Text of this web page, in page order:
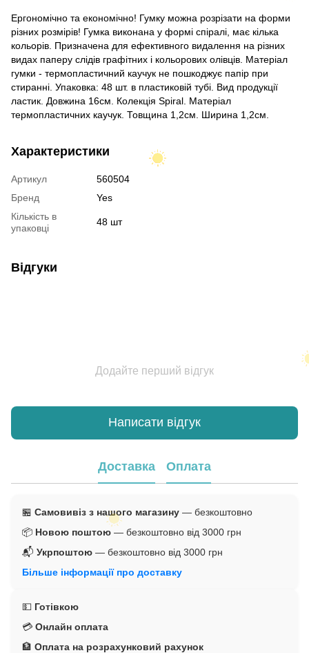
Ергономічно та економічно! Гумку можна розрізати на форми
різних розмірів! Гумка виконана у формі спіралі, має кілька
кольорів. Призначена для ефективного видалення на різних
видах паперу слідів графітних і кольорових олівців. Матеріал
гумки - термопластичний каучук не пошкоджує папір при
стиранні. Упаковка: 48 шт. в пластиковій тубі. Вид продукції
ластик. Довжина 16см. Колекція Spiral. Матеріал
термопластичних каучук. Товщина 1,2см. Ширина 1,2см.
Характеристики
Артикул
560504
Бренд
Yes
Кількість в
упаковці
48 шт
Відгуки
Додайте перший відгук
Написати відгук
Доставка Оплата
🏪 Самовивіз з нашого магазину — безкоштовно
📦 Новою поштою — безкоштовно від 3000 грн
📬 Укрпоштою — безкоштовно від 3000 грн
Більше інформації про доставку
💵 Готівкою
💳 Онлайн оплата
🏦 Оплата на розрахунковий рахунок